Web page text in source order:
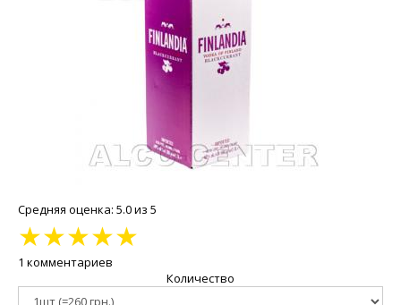
Средняя оценка: 5.0 из 5
★★★★★
1 комментариев
Количество